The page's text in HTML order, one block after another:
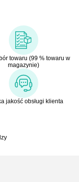
towaru (99 % towaru w
magazynie)
jakość obsługi klienta